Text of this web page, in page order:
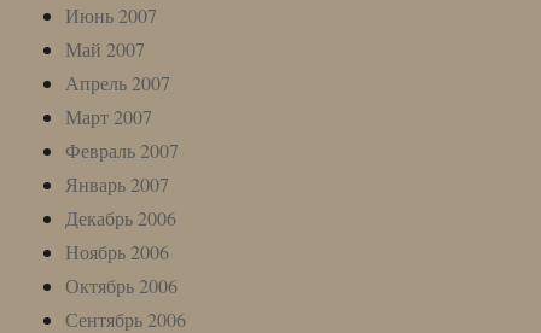
Июнь 2007
Май 2007
Апрель 2007
Март 2007
Февраль 2007
Январь 2007
Декабрь 2006
Ноябрь 2006
Октябрь 2006
Сентябрь 2006